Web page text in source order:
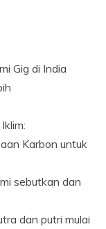
Gig di India
Karbon untuk
sebutkan dan
dan putri mulai